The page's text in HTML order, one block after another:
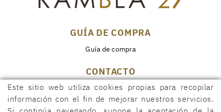
GUÍA DE COMPRA
Guía de compra
CONTACTO
Rambla, 29
17600 FIGUERES (Girona)
Este sitio web utiliza cookies propias para recopilar
información con el fin de mejorar nuestros servicios.